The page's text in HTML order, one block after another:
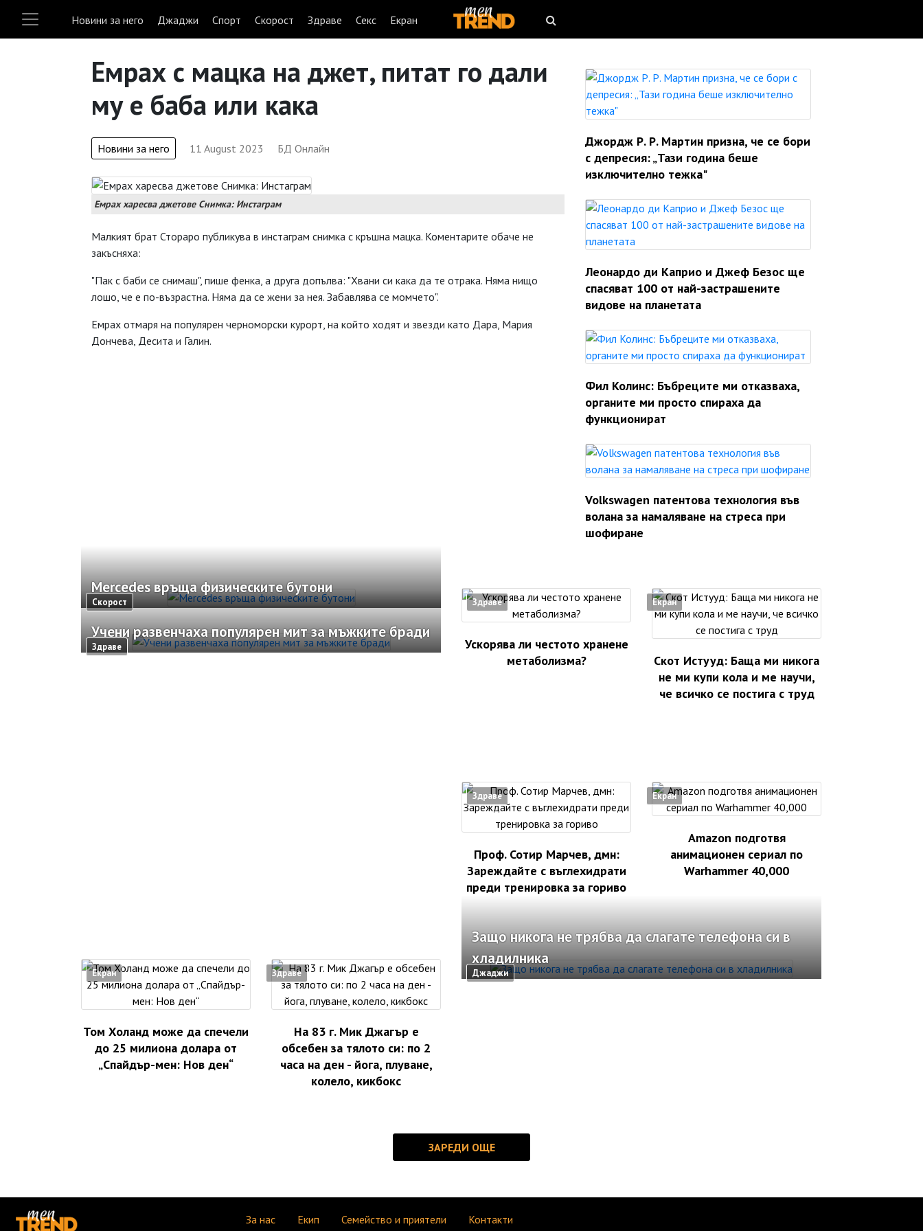
Новини за него Джаджи Спорт Скорост Здраве Секс Екран
Емрах с мацка на джет, питат го дали
му е баба или кака
Новини за него 11 August 2023 БД Онлайн
Емрах харесва джетове Снимка: Инстаграм
Малкият брат Стораро публикува в инстаграм снимка с кръшна мацка. Коментарите обаче не
закъсняха:
"Пак с баби се снимаш", пише фенка, а друга допълва: "Хвани си кака да те отрака. Няма нищо
лошо, че е по-възрастна. Няма да се жени за нея. Забавлява се момчето".
Емрах отмаря на популярен черноморски курорт, на който ходят и звезди като Дара, Мария
Дончева, Десита и Галин.
Джордж Р. Р. Мартин призна, че се бори
с депресия: „Тази година беше
изключително тежка"
Леонардо ди Каприо и Джеф Безос ще
спасяват 100 от най-застрашените
видове на планетата
Фил Колинс: Бъбреците ми отказваха,
органите ми просто спираха да
функционират
Volkswagen патентова технология във
волана за намаляване на стреса при
шофиране
Скорост
Mercedes връща физическите бутони
Здраве
Учени развенчаха популярен мит за мъжките бради
Здраве
Ускорява ли честото хранене
метаболизма?
Екран
Скот Истууд: Баща ми никога
не ми купи кола и ме научи,
че всичко се постига с труд
Здраве
Проф. Сотир Марчев, дмн:
Зареждайте с въглехидрати
преди тренировка за гориво
Екран
Amazon подготвя
анимационен сериал по
Warhammer 40,000
Екран
Том Холанд може да спечели
до 25 милиона долара от
„Спайдър-мен: Нов ден“
Здраве
На 83 г. Мик Джагър е
обсебен за тялото си: по 2
часа на ден - йога, плуване,
колело, кикбокс
Джаджи
Защо никога не трябва да слагате телефона си в
хладилника
За нас Екип Семейство и приятели Контакти